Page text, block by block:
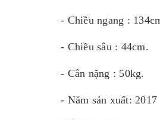
- Chiều ngang :
- Chiều sâu : 44cm.
- Cân nặng : 50kg.
- Năm sản xuất: 2017